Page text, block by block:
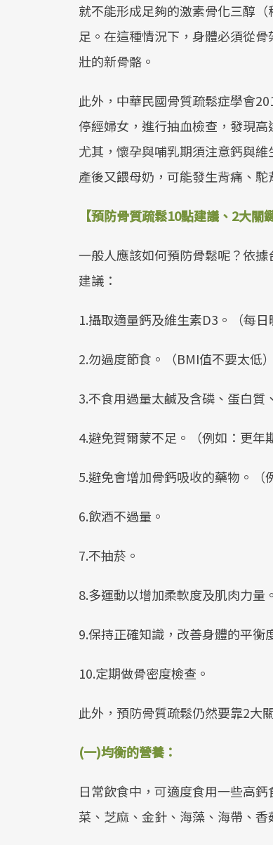
就不能形成足夠的激素骨化三醇
足。在這種情況下，身體必須從
壯的新骨骼。
此外，中華民國骨質疏鬆症學會
停經婦女，進行抽血檢查，發現
尤其，懷孕與哺乳期須注意鈣與
產後又餵母奶，可能發生背痛、
【預防骨質疏鬆10點建議、2大關
一般人應該如何預防骨鬆呢？依
建議：
1.攝取適量鈣及維生素D3。（每日
2.勿過度節食。（BMI值不要太低）
3.不食用過量太鹹及含磷、蛋白質
4.避免賀爾蒙不足。（例如：更年
5.避免會增加骨鈣吸收的藥物。（
6.飲酒不過量。
7.不抽菸。
8.多運動以增加柔軟度及肌肉力量。
9.保持正確知識，改善身體的平衡
10.定期做骨密度檢查。
此外，預防骨質疏鬆仍然要靠2大
(一)均衡的營養：
日常飲食中，可適度食用一些高
菜、芝麻、金針、海藻、海帶、香